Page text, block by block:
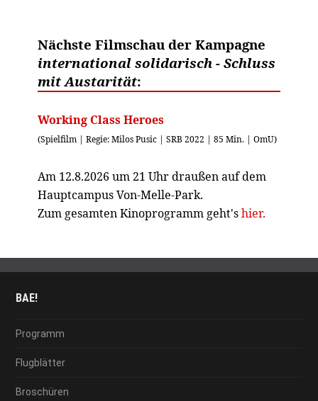
Nächste Filmschau der Kampagne
international solidarisch - Schluss
mit Austarität:
Working Class Heroes
(Spielfilm | Regie: Milos Pusic | SRB 2022 | 85 Min. | OmU)
Am 12.8.2026 um 21 Uhr draußen auf dem
Hauptcampus Von-Melle-Park.
Zum gesamten Kinoprogramm geht'shier.
BAE!
Programm
Flugblätter
Broschüren